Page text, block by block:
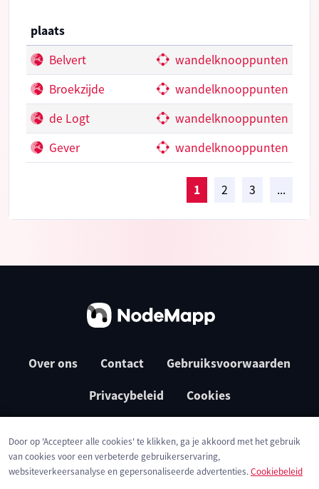
plaats
Belvert
wandelknooppunten
Broekzijde
wandelknooppunten
de Logt
wandelknooppunten
Gever
wandelknooppunten
1 2 3 ...
Over ons Contact Gebruiksvoorwaarden
Privacybeleid Cookies
Door op 'Accepteer alle cookies' te klikken, ga je akkoord met het gebruik
van cookies voor een verbeterde gebruikerservaring,
websiteverkeersanalyse en gepersonaliseerde advertenties.Cookiebeleid